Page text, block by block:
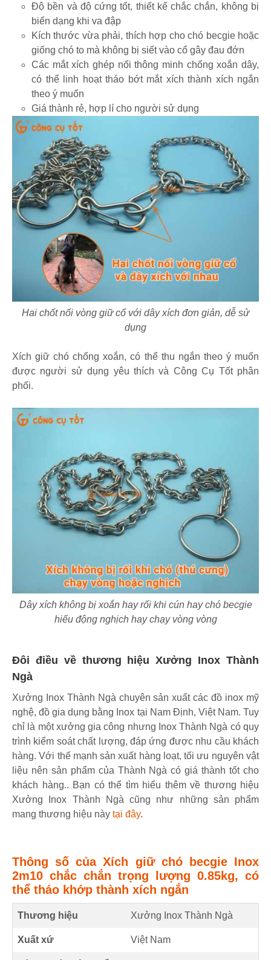
Độ bền và độ cứng tốt, thiết kế chắc chắn, không bị
biến dạng khi va đập
Kích thước vừa phải, thích hợp cho chó becgie hoặc
giống chó to mà không bị siết vào cổ gây đau đớn
Các mắt xích ghép nối thông minh chống xoắn dây,
có thể linh hoạt tháo bớt mắt xích thành xích ngắn
theo ý muốn
Giá thành rẻ, hợp lí cho người sử dụng
Hai chốt nối vòng giữ cổ với dây xích đơn giản, dễ sử
dụng
Xích giữ chó chống xoắn, có thể thu ngắn theo ý muốn
được người sử dụng yêu thích và Công Cụ Tốt phân
phối.
Dây xích không bị xoắn hay rối khi cún hay chó becgie
hiếu động nghịch hay chạy vòng vòng
Đôi điều về thương hiệu Xưởng Inox Thành
Ngà
Xưởng Inox Thành Ngà chuyên sản xuất các đồ inox mỹ
nghệ, đồ gia dụng bằng Inox tại Nam Định, Việt Nam. Tuy
chỉ là một xưởng gia công nhưng Inox Thành Ngà có quy
trình kiểm soát chất lượng, đáp ứng được nhu cầu khách
hàng. Với thế mạnh sản xuất hàng loạt, tối ưu nguyên vật
liệu nên sản phẩm của Thành Ngà có giá thành tốt cho
khách hàng.. Bạn có thể tìm hiểu thêm về thương hiệu
Xưởng Inox Thành Ngà cũng như những sản phẩm
mang thương hiệu này tại đây.
Thông số của Xích giữ chó becgie Inox
2m10 chắc chắn trọng lượng 0.85kg, có
thể tháo khớp thành xích ngắn
Thương hiệu Xưởng Inox Thành Ngà
Xuất xứ Việt Nam